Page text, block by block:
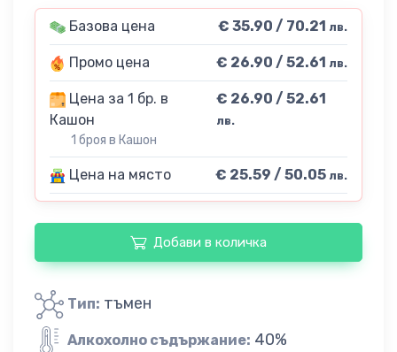
Базова цена € 35.90 / 70.21 лв.
Промо цена € 26.90 / 52.61 лв.
Цена за 1 бр. в
Кашон
1 броя в Кашон
€ 26.90 / 52.61
лв.
Цена на място € 25.59 / 50.05 лв.
Добави в количка
Тип: тъмен
Алкохолно съдържание: 40%